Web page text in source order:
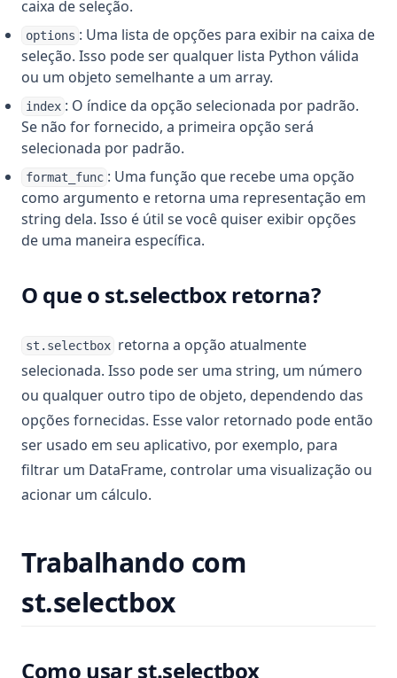
caixa de seleção.
options : Uma lista de opções para exibir na caixa de
seleção. Isso pode ser qualquer lista Python válida
ou um objeto semelhante a um array.
index : O índice da opção selecionada por padrão.
Se não for fornecido, a primeira opção será
selecionada por padrão.
format_func : Uma função que recebe uma opção
como argumento e retorna uma representação em
string dela. Isso é útil se você quiser exibir opções
de uma maneira específica.
O que o st.selectbox retorna?
st.selectbox retorna a opção atualmente
selecionada. Isso pode ser uma string, um número
ou qualquer outro tipo de objeto, dependendo das
opções fornecidas. Esse valor retornado pode então
ser usado em seu aplicativo, por exemplo, para
filtrar um DataFrame, controlar uma visualização ou
acionar um cálculo.
Trabalhando com
st.selectbox
Como usar st.selectbox